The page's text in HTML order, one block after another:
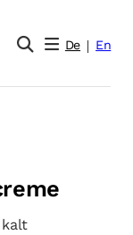
De En
kalt